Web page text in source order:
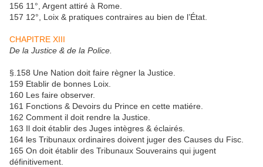
156 11°, Argent attiré à Rome.
157 12°, Loix & pratiques contraires au bien de l’État.
CHAPITRE XIII
De la Justice & de la Police.
§.158 Une Nation doit faire règner la Justice.
159 Etablir de bonnes Loix.
160 Les faire observer.
161 Fonctions & Devoirs du Prince en cette matiére.
162 Comment il doit rendre la Justice.
163 Il doit établir des Juges intègres & éclairés.
164 les Tribunaux ordinaires doivent juger des Causes du Fisc.
165 On doit établir des Tribunaux Souverains qui jugent
définitivement.